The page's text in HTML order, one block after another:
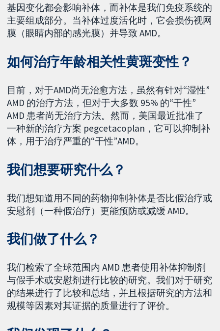
基因变化都会影响补体，而补体是我们免疫系统的
主要组成部分。当补体过度活化时，它会损伤视网
膜（眼睛内部的感光膜）并导致 AMD。
如何治疗年龄相关性黄斑变性？
目前，对于AMD尚无治愈方法，虽然有针对“湿性”
AMD 的治疗方法，但对于大多数 95% 的“干性”
AMD 患者尚无治疗方法。然而，美国最近批准了
一种新的治疗方案 pegcetacoplan，它可以抑制补
体，用于治疗严重的“干性”AMD。
我们想要研究什么？
我们想知道用不同的药物抑制补体是否比假治疗或
安慰剂（一种假治疗）更能预防或减缓 AMD。
我们做了什么？
我们检索了全球范围内 AMD 患者使用补体抑制剂
与假手术或安慰剂进行比较的研究。我们对于研究
的结果进行了比较和总结，并且根据研究的方法和
规模等因素对其证据的质量进行了评价。